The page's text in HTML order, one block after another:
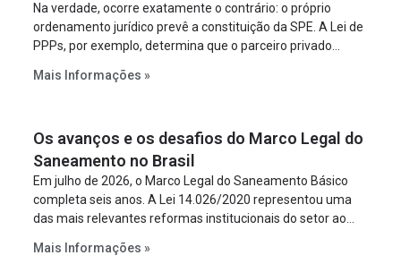
Na verdade, ocorre exatamente o contrário: o próprio
ordenamento jurídico prevê a constituição da SPE. A Lei de
PPPs, por exemplo, determina que o parceiro privado
empreendimento. Ou seja, a suposta “fraude à licitação” é
projeto a projeto.
Mais Informações »
Os avanços e os desafios do Marco Legal do
Saneamento no Brasil
Em julho de 2026, o Marco Legal do Saneamento Básico
completa seis anos. A Lei 14.026/2020 representou uma
das mais relevantes reformas institucionais do setor ao
serviços, ampliar a participação da iniciativa privada,
Mais Informações »